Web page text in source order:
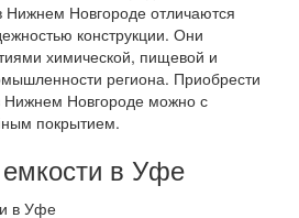
Нижнем Новгороде отличаются
конструкции. Они
химической, пищевой и
региона. Приобрести
Нижнем Новгороде можно с
покрытием.
в Уфе